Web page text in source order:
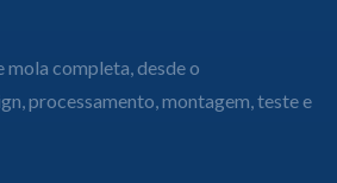
mola completa, desde o
processamento, montagem, teste e